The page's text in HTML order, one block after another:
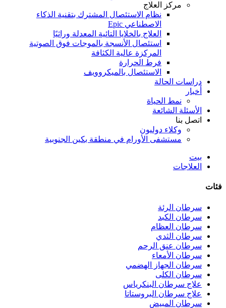
مركز العلاج
نظام الاستئصال المشترك بتقنية الذكاء
الاصطناعي Epic
العلاج بالخلايا التائية المعدلة وراثيًا
استئصال الأنسجة بالموجات فوق الصوتية
المركزة عالية الكثافة
فرط الحرارة
الاستئصال بالميكروويف
دراسات الحالة
أخبار
نمط الحياة
الأسئلة الشائعة
اتصل بنا
وكلاء دوليون
مستشفى الأورام في منطقة بكين الجنوبية
بيت
العلاجات
فئات
سرطان الرئة
سرطان الكبد
سرطان العظام
سرطان الثدي
سرطان عنق الرحم
سرطان الأمعاء
سرطان الجهاز الهضمي
سرطان الكلى
علاج سرطان البنكرياس
علاج سرطان البروستاتا
سرطان المبيض